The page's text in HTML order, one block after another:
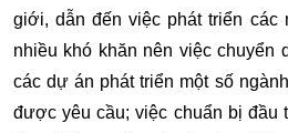
giới, dẫn đến việc phát triển các
nhiều khó khăn nên việc chuyển
các dự án phát triển một số
được yêu cầu; việc chuẩn bị đầu